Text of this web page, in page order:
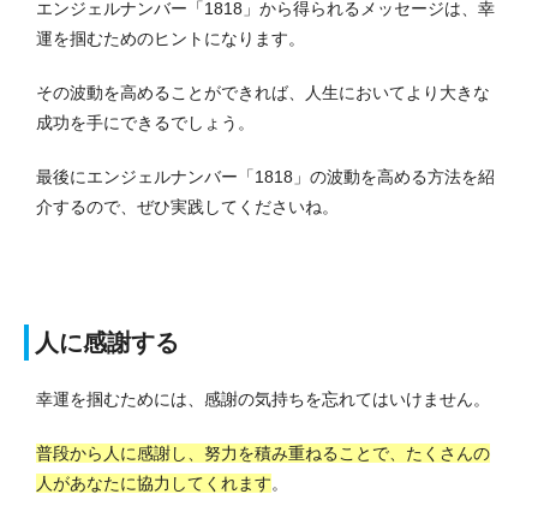
エンジェルナンバー「1818」から得られるメッセージは、幸
運を掴むためのヒントになります。
その波動を高めることができれば、人生においてより大きな
成功を手にできるでしょう。
最後にエンジェルナンバー「1818」の波動を高める方法を紹
介するので、ぜひ実践してくださいね。
人に感謝する
幸運を掴むためには、感謝の気持ちを忘れてはいけません。
普段から人に感謝し、努力を積み重ねることで、たくさんの
人があなたに協力してくれます。